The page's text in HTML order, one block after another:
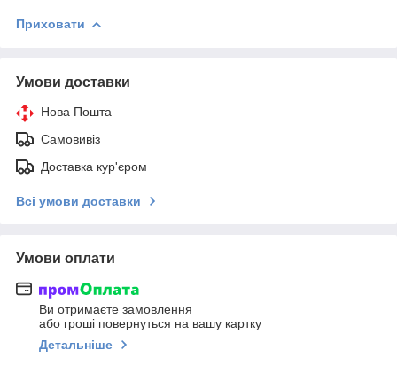
Приховати
Умови доставки
Нова Пошта
Самовивіз
Доставка кур'єром
Всі умови доставки
Умови оплати
Ви отримаєте замовлення
або гроші повернуться на вашу картку
Детальніше